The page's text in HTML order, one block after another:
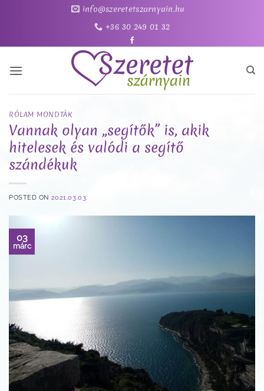
info@szeretetszarnyain.hu
+36 30 249 01 32
RÓLAM MONDTÁK
Vannak olyan „segítők” is, akik
hitelesek és valódi a segítő
szándékuk
POSTED ON 2021.03.03.
03
márc